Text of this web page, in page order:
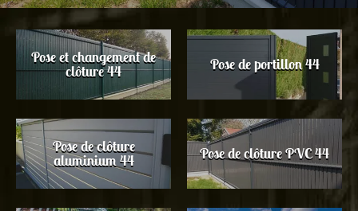
Pose et changement de
clôture 44 Pose de portillon 44
Pose de clôture
aluminium 44 Pose de clôture PVC 44